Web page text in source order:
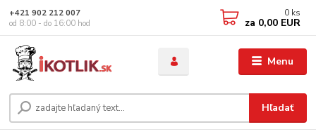
Menu
Hľadať
+421 902 212 007
od 8:00 - do 16:00 hod
0 ks
za 0,00 EUR